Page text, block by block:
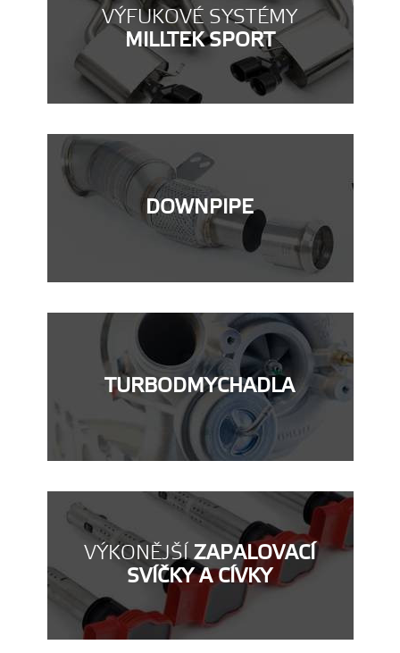
VÝFUKOVÉ SYSTÉMY
MILLTEK SPORT
DOWNPIPE
TURBODMYCHADLA
VÝKONĚJŠÍZAPALOVACÍ
SVÍČKY A CÍVKY